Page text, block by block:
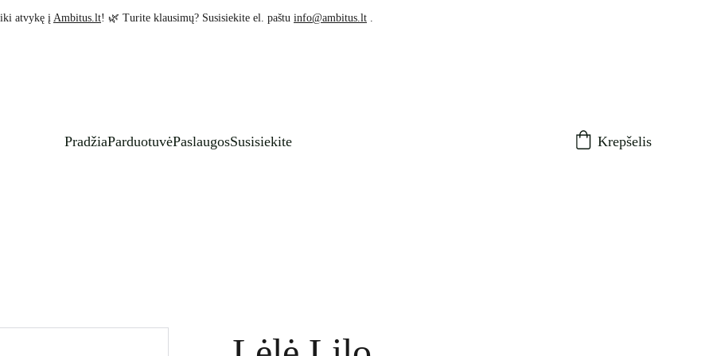
atvykę į Ambitus.lt! 🌿 Turite klausimų? Susisiekite el. paštu info@ambitus.lt .
PradžiaParduotuvėPaslaugosSusisiekite Krepšelis